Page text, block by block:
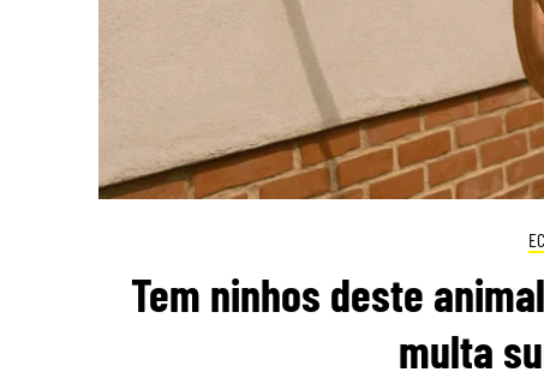
Tem ninhos deste
multa